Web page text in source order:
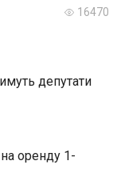
16470
депутати
на оренду 1-